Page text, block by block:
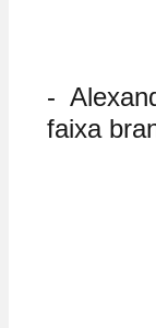
-
faixa